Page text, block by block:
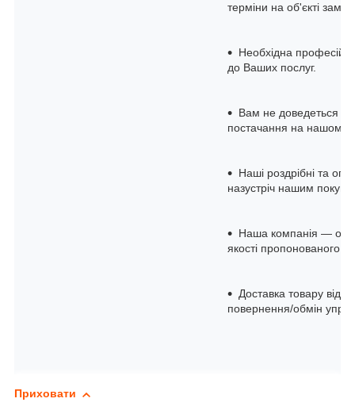
терміни на об'єкті
Необхідна
до Ваших послуг.
Вам не доведеться
постачання на нашому
Наші роздрібні та
назустріч нашим
Наша компанія —
якості пропонованого
Доставка товару
повернення/обмін
Приховати